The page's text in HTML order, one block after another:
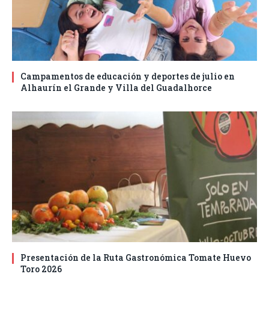
Campamentos de educación y deportes de julio en
Alhaurín el Grande y Villa del Guadalhorce
Presentación de la Ruta Gastronómica Tomate Huevo
Toro 2026